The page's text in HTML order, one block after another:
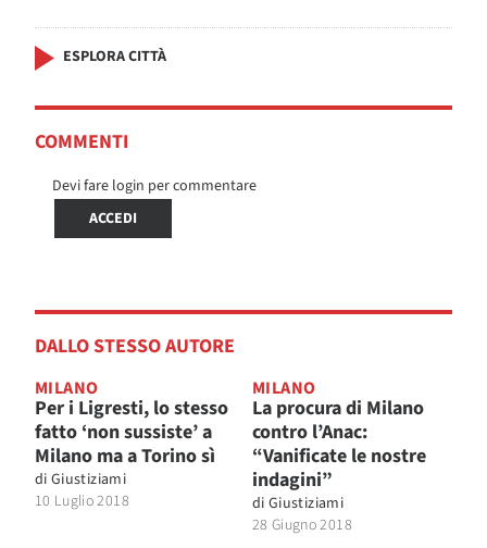
ESPLORA CITTÀ
COMMENTI
Devi fare login per commentare
ACCEDI
DALLO STESSO AUTORE
MILANO
Per i Ligresti, lo stesso
fatto ‘non sussiste’ a
Milano ma a Torino sì
di Giustiziami
10 Luglio 2018
MILANO
La procura di Milano
contro l’Anac:
“Vanificate le nostre
indagini”
di Giustiziami
28 Giugno 2018